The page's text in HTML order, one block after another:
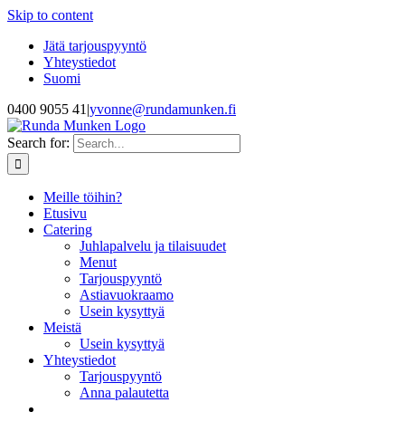
Skip to content
Jätä tarjouspyyntö
Yhteystiedot
Suomi
0400 9055 41 |yvonne@rundamunken.fi
Search for:
Meille töihin?
Etusivu
Catering
Juhlapalvelu ja tilaisuudet
Menut
Tarjouspyyntö
Astiavuokraamo
Usein kysyttyä
Meistä
Usein kysyttyä
Yhteystiedot
Tarjouspyyntö
Anna palautetta